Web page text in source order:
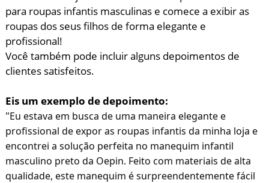
para roupas infantis masculinas e comece a exibir as
roupas dos seus filhos de forma elegante e
profissional!
Você também pode incluir alguns depoimentos de
clientes satisfeitos.
Eis um exemplo de depoimento:
"Eu estava em busca de uma maneira elegante e
profissional de expor as roupas infantis da minha loja e
encontrei a solução perfeita no manequim infantil
masculino preto da Oepin. Feito com materiais de alta
qualidade, este manequim é surpreendentemente fácil